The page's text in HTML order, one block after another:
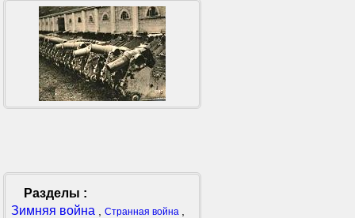
Разделы :
Зимняя война
Странная война